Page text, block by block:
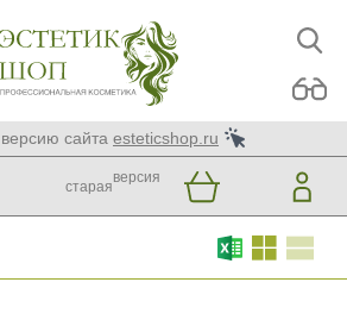
сайта esteticshop.ru
старая
версия